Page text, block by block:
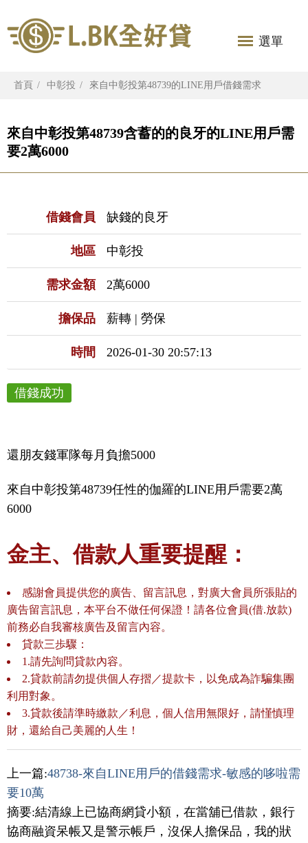
選單
首頁 中彰投 來自中彰投第48739的LINE用戶借錢需求
來自中彰投第48739含蓄的的良牙的LINE用戶需
要2萬6000
借錢會員 缺錢的良牙
地區 中彰投
需求金額 2萬6000
擔保品 薪轉 | 勞保
時間 2026-01-30 20:57:13
借錢成功
還朋友錢軍隊每月負擔5000
來自中彰投第48739任性的伽羅的LINE用戶需要2萬
6000
金主、借款人重要提醒：
感謝會員提供您的廣告、留言訊息，對廣大會員所張貼的
廣告留言訊息，本平台不做任何保證！請各位會員(借.放款)
前務必自我審核廣告及留言內容。
貸款三歩驟：
1.請先詢問貸款內容。
2.貸款前請勿提供個人存摺／提款卡，以免成為詐騙集團
利用對象。
3.貸款後請準時繳款／利息，個人信用無限好，請慬慎理
財，還給自己美麗的人生！
上一篇:48738-來自LINE用戶的借錢需求-敏感的哆啦需
要10萬
摘要:結清線上已協商網貸小額，在當舖已借款，銀行
協商融資呆帳又是警示帳戶，沒保人擔保品，我的狀